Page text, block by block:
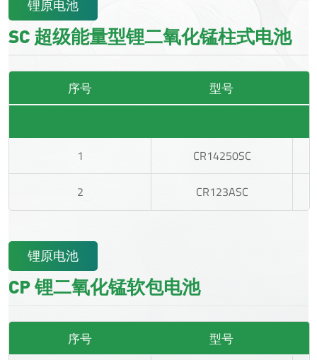
锂原电池
SC 超级能量型锂二氧化锰柱式电池
序号 型号
1 CR14250SC
2 CR123ASC
锂原电池
CP 锂二氧化锰软包电池
序号 型号